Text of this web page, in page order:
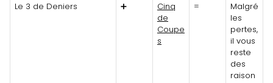
Le 3 de Deniers
➕
Cinq
de
Coupe
s
=
Malgré
les
pertes,
il vous
reste
des
raison